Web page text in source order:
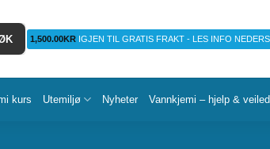
1,500.00KRIGJEN TIL GRATIS FRAKT - LES INFO
kurs Utemiljø Nyheter Vannkjemi – hjelp &